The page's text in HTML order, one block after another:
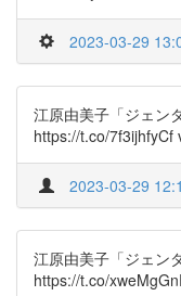
2023-03-29
江原由美子「ジェン
https://t.co/7f3ijhfyCf
2023-03-29
江原由美子「ジェン
https://t.co/